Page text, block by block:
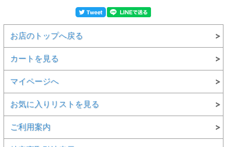
お店のトップへ戻る
カートを見る
マイページへ
お気に入りリストを見る
ご利用案内